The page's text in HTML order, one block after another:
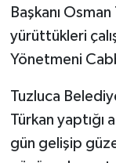
Başkanı
yürüttükleri
Yönetmeni
Tuzluca
Türkan yaptığı
gün gelişip